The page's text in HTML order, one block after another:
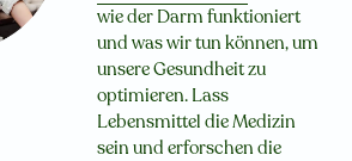
wie der Darm funktioniert
und was wir tun können, um
unsere Gesundheit zu
optimieren. Lass
Lebensmittel die Medizin
sein und erforschen die